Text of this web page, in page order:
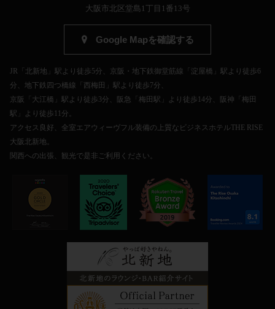
大阪市北区堂島1丁目1番13号
Google Mapを確認する
JR「北新地」駅より徒歩5分、京阪・地下鉄御堂筋線「淀屋橋」駅より徒歩6
分、地下鉄四つ橋線「西梅田」駅より徒歩7分、
京阪「大江橋」駅より徒歩3分、阪急「梅田駅」より徒歩14分、阪神「梅田
駅」より徒歩11分。
アクセス良好、全室エアウィーヴフル装備の上質なビジネスホテルTHE RISE
大阪北新地。
関西への出張、観光で是非ご利用ください。